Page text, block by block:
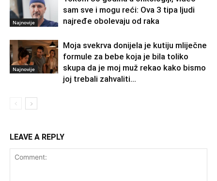
Najnovije
sam sve i mogu reći: Ova 3 tipa ljudi
najređe obolevaju od raka
Najnovije
Moja svekrva donijela je kutiju mliječne
formule za bebe koja je bila toliko
skupa da je moj muž rekao kako bismo
joj trebali zahvaliti...
LEAVE A REPLY